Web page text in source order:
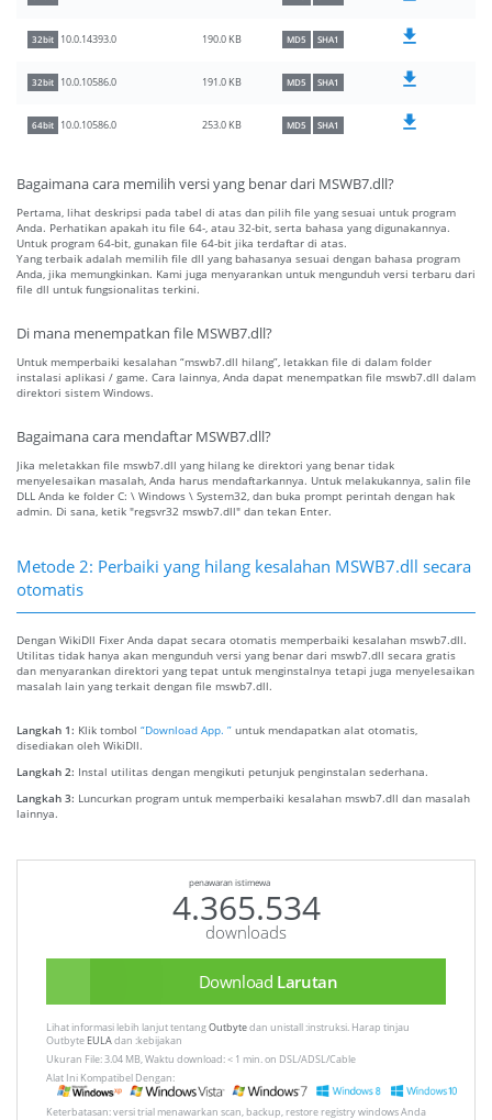
32bit 10.0.14393.0 190.0 KB MD5 SHA1
32bit 10.0.10586.0 191.0 KB MD5 SHA1
64bit 10.0.10586.0 253.0 KB MD5 SHA1
Bagaimana cara memilih versi yang benar dari MSWB7.dll?
Pertama, lihat deskripsi pada tabel di atas dan pilih file yang sesuai untuk program
Anda. Perhatikan apakah itu file 64-, atau 32-bit, serta bahasa yang digunakannya.
Untuk program 64-bit, gunakan file 64-bit jika terdaftar di atas.
Yang terbaik adalah memilih file dll yang bahasanya sesuai dengan bahasa program
Anda, jika memungkinkan. Kami juga menyarankan untuk mengunduh versi terbaru dari
file dll untuk fungsionalitas terkini.
Di mana menempatkan file MSWB7.dll?
Untuk memperbaiki kesalahan “mswb7.dll hilang”, letakkan file di dalam folder
instalasi aplikasi / game. Cara lainnya, Anda dapat menempatkan file mswb7.dll dalam
direktori sistem Windows.
Bagaimana cara mendaftar MSWB7.dll?
Jika meletakkan file mswb7.dll yang hilang ke direktori yang benar tidak
menyelesaikan masalah, Anda harus mendaftarkannya. Untuk melakukannya, salin file
DLL Anda ke folder C: \ Windows \ System32, dan buka prompt perintah dengan hak
admin. Di sana, ketik "regsvr32 mswb7.dll" dan tekan Enter.
Metode 2: Perbaiki yang hilang kesalahan MSWB7.dll secara
otomatis
Dengan WikiDll Fixer Anda dapat secara otomatis memperbaiki kesalahan mswb7.dll.
Utilitas tidak hanya akan mengunduh versi yang benar dari mswb7.dll secara gratis
dan menyarankan direktori yang tepat untuk menginstalnya tetapi juga menyelesaikan
masalah lain yang terkait dengan file mswb7.dll.
Langkah 1: Klik tombol “Download App. ” untuk mendapatkan alat otomatis,
disediakan oleh WikiDll.
Langkah 2: Instal utilitas dengan mengikuti petunjuk penginstalan sederhana.
Langkah 3: Luncurkan program untuk memperbaiki kesalahan mswb7.dll dan masalah
lainnya.
penawaran istimewa
4.365.534
downloads
Download Larutan
Lihat informasi lebih lanjut tentangOutbytedan unistall :instruksi. Harap tinjau
Outbyte EULAdan :kebijakan
Ukuran File: 3.04 MB, Waktu download: < 1 min. on DSL/ADSL/Cable
Alat Ini Kompatibel Dengan:
Keterbatasan: versi trial menawarkan scan, backup, restore registry windows Anda